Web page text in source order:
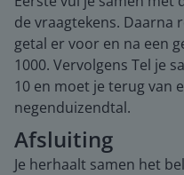
de vraagtekens. Daarna
getal er voor en na een
1000. Vervolgens Tel je
10 en moet je terug van
negenduizendtal.
Afsluiting
Je herhaalt samen het